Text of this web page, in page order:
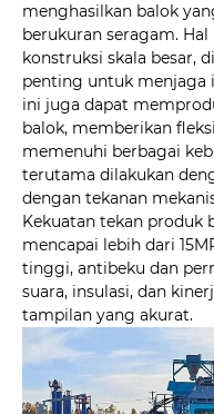
menghasilkan balok
berukuran seragam.
konstruksi skala besar,
penting untuk menjaga
ini juga dapat
balok, memberikan
memenuhi berbagai
terutama dilakukan
dengan tekanan
Kekuatan tekan produk
mencapai lebih dari
tinggi, antibeku dan
suara, insulasi, dan
tampilan yang akurat.